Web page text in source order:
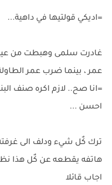
=اديكي قولتيها في داهية...
غادرت سلمى وهبطت من
عمر ، بينما ضرب عمر الطاولة
=انا صح.. لازم اكره صنف
احسن ...
ترك كٌل شيء ودلف الى
هاتفه يقطعه عن كٌل هذا
اجاب قائلا